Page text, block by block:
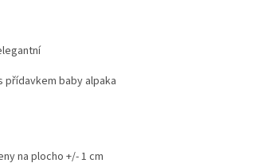
přídavkem baby alpaka
na plocho +/- 1 cm